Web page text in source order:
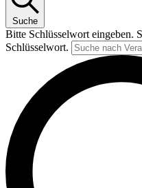
Suche
Bitte Schlüsselwort eingeben.
Schlüsselwort.